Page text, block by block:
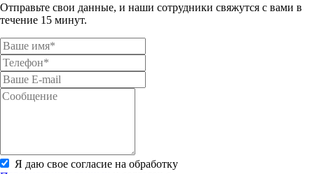
Отправьте свои данные, и наши сотрудники свяжутся с вами в
течение 15 минут.
Я даю свое согласие на обработку